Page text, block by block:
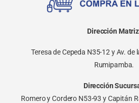
Dirección
Teresa de Cepeda N35-12 y Av. de
Rumipamba.
Dirección
Romero y Cordero N53-93 y Capitán